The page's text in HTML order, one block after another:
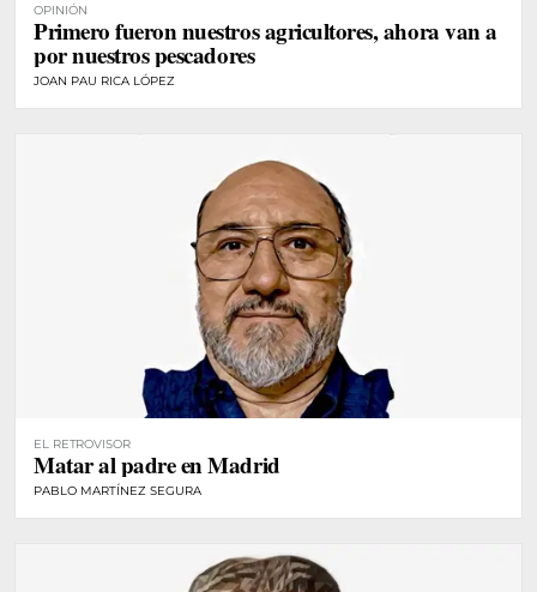
OPINIÓN
Primero fueron nuestros agricultores, ahora van a
por nuestros pescadores
JOAN PAU RICA LÓPEZ
EL RETROVISOR
Matar al padre en Madrid
PABLO MARTÍNEZ SEGURA